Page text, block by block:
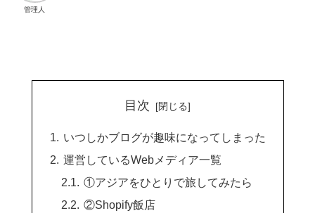
管理人
目次
いつしかブログが趣味になってしまった
運営しているWebメディア一覧
①アジアをひとりで旅してみたら
②Shopify飯店